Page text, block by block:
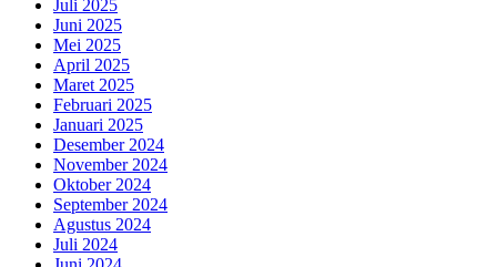
Juli 2025
Juni 2025
Mei 2025
April 2025
Maret 2025
Februari 2025
Januari 2025
Desember 2024
November 2024
Oktober 2024
September 2024
Agustus 2024
Juli 2024